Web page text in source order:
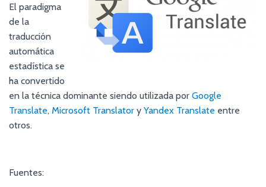
El paradigma
de la
traducción
automática
estadística se
ha convertido
en la técnica dominante siendo utilizada por Google
Translate, Microsoft Translator y Yandex Translate entre
otros.
Fuentes: